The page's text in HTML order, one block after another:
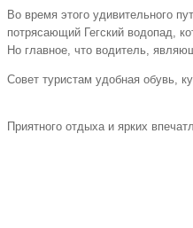
Во время этого удивительного
потрясающий Гегский водопад,
Но главное, что водитель,
Совет туристам удобная обувь,
Приятного отдыха и ярких